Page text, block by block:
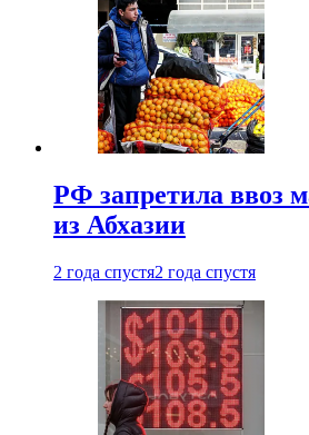
РФ запретила ввоз
из Абхазии
2 года спустя2 года спустя